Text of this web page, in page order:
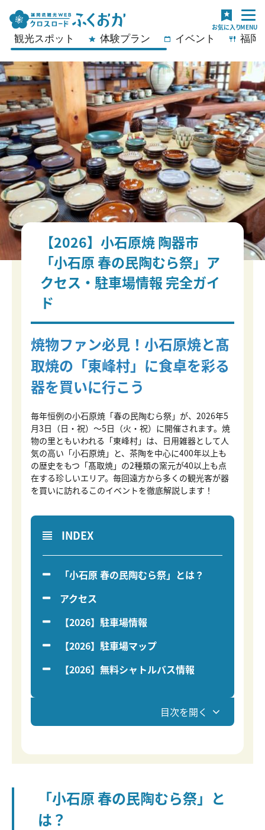
観光スポット 体験プラン イベント 福岡
【2026】小石原焼 陶器市
「小石原 春の民陶むら祭」ア
クセス・駐車場情報 完全ガイ
ド
焼物ファン必見！小石原焼と髙
取焼の「東峰村」に食卓を彩る
器を買いに行こう
毎年恒例の小石原焼「春の民陶むら祭」が、2026年5
月3日（日・祝）～5日（火・祝）に開催されます。焼
物の里ともいわれる「東峰村」は、日用雑器として人
気の高い「小石原焼」と、茶陶を中心に400年以上も
の歴史をもつ「髙取焼」の2種類の窯元が40以上も点
在する珍しいエリア。毎回遠方から多くの観光客が器
を買いに訪れるこのイベントを徹底解説します！
目次を開く
INDEX
「小石原 春の民陶むら祭」とは？
アクセス
【2026】駐車場情報
【2026】駐車場マップ
【2026】無料シャトルバス情報
「小石原 春の民陶むら祭」と
は？